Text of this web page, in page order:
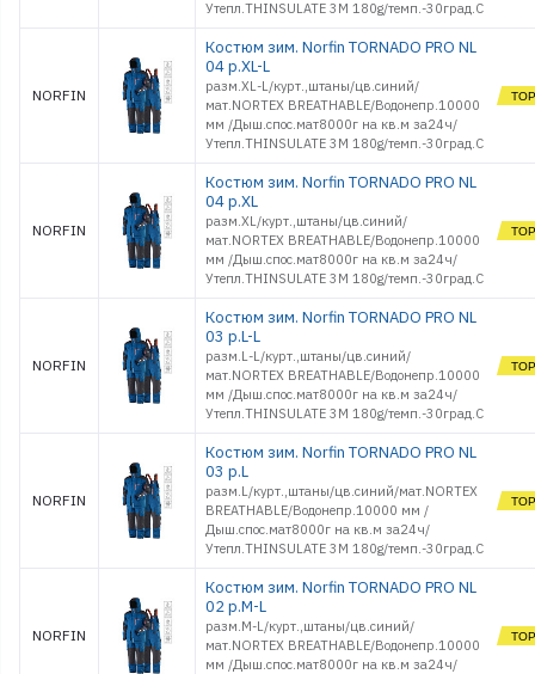
Утепл.THINSULATE 3M 180g/темп.-30град.С
NORFIN
Костюм зим. Norfin TORNADO PRO NL
04 р.XL-L
разм.XL-L/курт.,штаны/цв.синий/
мат.NORTEX BREATHABLE/Водонепр.10000
мм /Дыш.спос.мат8000г на кв.м за24ч/
Утепл.THINSULATE 3M 180g/темп.-30град.С
NORFIN
Костюм зим. Norfin TORNADO PRO NL
04 р.XL
разм.XL/курт.,штаны/цв.синий/
мат.NORTEX BREATHABLE/Водонепр.10000
мм /Дыш.спос.мат8000г на кв.м за24ч/
Утепл.THINSULATE 3M 180g/темп.-30град.С
NORFIN
Костюм зим. Norfin TORNADO PRO NL
03 р.L-L
разм.L-L/курт.,штаны/цв.синий/
мат.NORTEX BREATHABLE/Водонепр.10000
мм /Дыш.спос.мат8000г на кв.м за24ч/
Утепл.THINSULATE 3M 180g/темп.-30град.С
NORFIN
Костюм зим. Norfin TORNADO PRO NL
03 р.L
разм.L/курт.,штаны/цв.синий/мат.NORTEX
BREATHABLE/Водонепр.10000 мм /
Дыш.спос.мат8000г на кв.м за24ч/
Утепл.THINSULATE 3M 180g/темп.-30град.С
NORFIN
Костюм зим. Norfin TORNADO PRO NL
02 р.M-L
разм.M-L/курт.,штаны/цв.синий/
мат.NORTEX BREATHABLE/Водонепр.10000
мм /Дыш.спос.мат8000г на кв.м за24ч/